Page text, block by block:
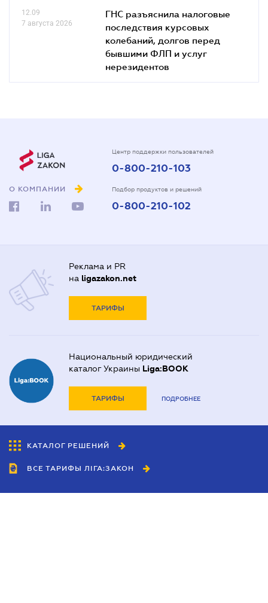
12.09
7 августа 2026
ГНС разъяснила налоговые
последствия курсовых
колебаний, долгов перед
бывшими ФЛП и услуг
нерезидентов
О КОМПАНИИ
Центр поддержки пользователей
0-800-210-103
Подбор продуктов и решений
0-800-210-102
Реклама и PR
на ligazakon.net
ТАРИФЫ
Национальный юридический
каталог Украины Liga:BOOK
ТАРИФЫ ПОДРОБНЕЕ
КАТАЛОГ РЕШЕНИЙ
ВСЕ ТАРИФЫ ЛІГА:ЗАКОН